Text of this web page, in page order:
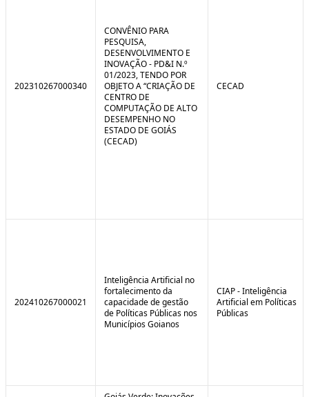
202310267000340
CONVÊNIO PARA
PESQUISA,
DESENVOLVIMENTO E
INOVAÇÃO - PD&I N.º
01/2023, TENDO POR
OBJETO A “CRIAÇÃO DE
CENTRO DE
COMPUTAÇÃO DE ALTO
DESEMPENHO NO
ESTADO DE GOIÁS
(CECAD)
CECAD
202410267000021
Inteligência Artificial no
fortalecimento da
capacidade de gestão
de Políticas Públicas nos
Municípios Goianos
CIAP - Inteligência
Artificial em Políticas
Públicas